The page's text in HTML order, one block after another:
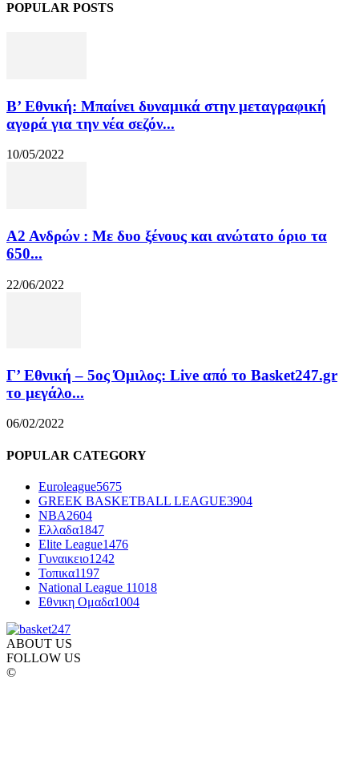
POPULAR POSTS
Β’ Εθνική: Μπαίνει δυναμικά στην μεταγραφική
αγορά για την νέα σεζόν...
10/05/2022
Α2 Ανδρών : Με δυο ξένους και ανώτατο όριο τα
650...
22/06/2022
Γ’ Εθνική – 5ος Όμιλος: Live από το Basket247.gr
το μεγάλο...
06/02/2022
POPULAR CATEGORY
Euroleague5675
GREEK BASKETBALL LEAGUE3904
NBA2604
Ελλαδα1847
Elite League1476
Γυναικειο1242
Τοπικα1197
National League 11018
Εθνικη Ομαδα1004
ABOUT US
FOLLOW US
©